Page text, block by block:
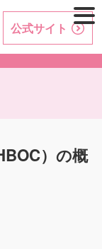
公式サイト
）の概